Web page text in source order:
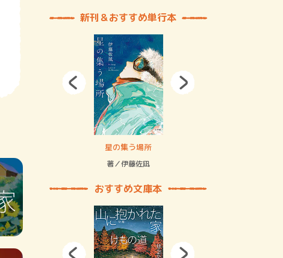
新刊＆おすすめ単行本
星の集う場所
著／伊藤佐凪
おすすめ文庫本